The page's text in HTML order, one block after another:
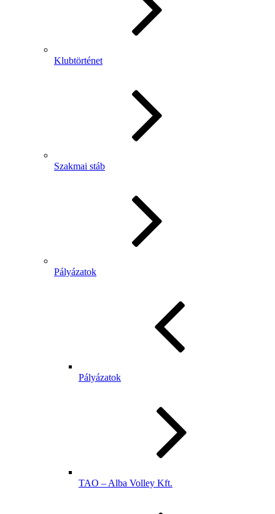
Klubtörténet
Szakmai stáb
Pályázatok
Pályázatok
TAO – Alba Volley Kft.